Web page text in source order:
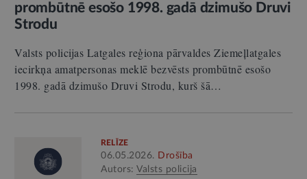
prombūtnē esošo 1998. gadā dzimušo Druvi
Strodu
Valsts policijas Latgales reģiona pārvaldes Ziemeļlatgales
iecirkņa amatpersonas meklē bezvēsts prombūtnē esošo
1998. gadā dzimušo Druvi Strodu, kurš šā…
RELĪZE
06.05.2026. Drošība
Autors: Valsts policija